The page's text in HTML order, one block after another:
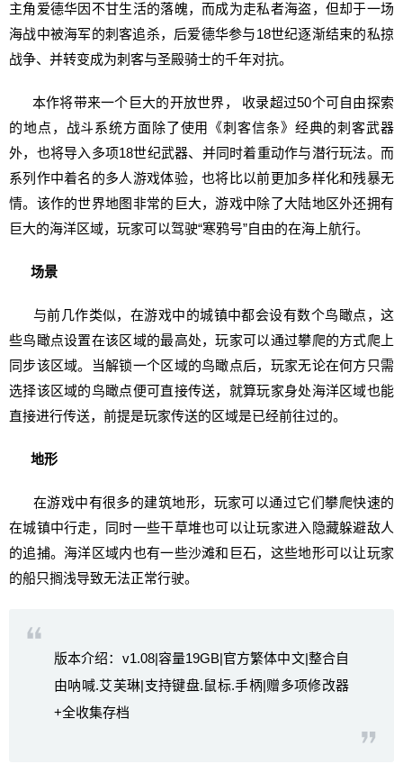
主角爱德华因不甘生活的落魄，而成为走私者海盗，但却于一场
海战中被海军的刺客追杀，后爱德华参与18世纪逐渐结束的私掠
战争、并转变成为刺客与圣殿骑士的千年对抗。
本作将带来一个巨大的开放世界， 收录超过50个可自由探索
的地点，战斗系统方面除了使用《刺客信条》经典的刺客武器
外，也将导入多项18世纪武器、并同时着重动作与潜行玩法。而
系列作中着名的多人游戏体验，也将比以前更加多样化和残暴无
情。该作的世界地图非常的巨大，游戏中除了大陆地区外还拥有
巨大的海洋区域，玩家可以驾驶“寒鸦号”自由的在海上航行。
场景
与前几作类似，在游戏中的城镇中都会设有数个鸟瞰点，这
些鸟瞰点设置在该区域的最高处，玩家可以通过攀爬的方式爬上
同步该区域。当解锁一个区域的鸟瞰点后，玩家无论在何方只需
选择该区域的鸟瞰点便可直接传送，就算玩家身处海洋区域也能
直接进行传送，前提是玩家传送的区域是已经前往过的。
地形
在游戏中有很多的建筑地形，玩家可以通过它们攀爬快速的
在城镇中行走，同时一些干草堆也可以让玩家进入隐藏躲避敌人
的追捕。海洋区域内也有一些沙滩和巨石，这些地形可以让玩家
的船只搁浅导致无法正常行驶。
版本介绍：v1.08|容量19GB|官方繁体中文|整合自
由呐喊.艾芙琳|支持键盘.鼠标.手柄|赠多项修改器
+全收集存档